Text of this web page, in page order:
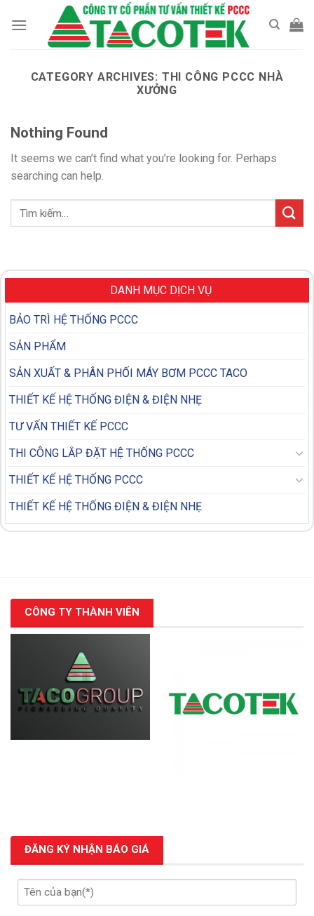
CATEGORY ARCHIVES: THI CÔNG PCCC NHÀ
XƯỞNG
Nothing Found
It seems we can’t find what you’re looking for. Perhaps
searching can help.
DANH MỤC DỊCH VỤ
BẢO TRÌ HỆ THỐNG PCCC
SẢN PHẨM
SẢN XUẤT & PHÂN PHỐI MÁY BƠM PCCC TACO
THIẾT KẾ HỆ THỐNG ĐIỆN & ĐIỆN NHẸ
TƯ VẤN THIẾT KẾ PCCC
THI CÔNG LẮP ĐẶT HỆ THỐNG PCCC
THIẾT KẾ HỆ THỐNG PCCC
THIẾT KẾ HỆ THỐNG ĐIỆN & ĐIỆN NHẸ
CÔNG TY THÀNH VIÊN
ĐĂNG KÝ NHẬN BÁO GIÁ